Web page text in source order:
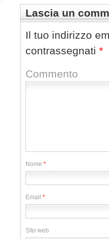
Lascia un
Il tuo indirizzo
contrassegnati *
Commento
Nome *
Email *
Sito web